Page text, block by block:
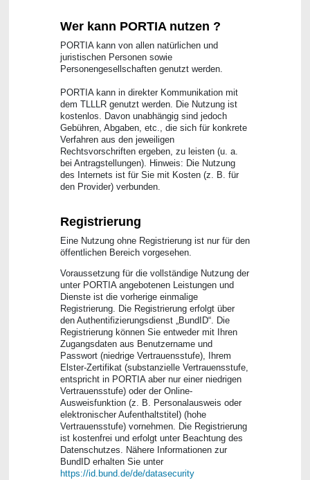
Wer kann PORTIA nutzen ?
PORTIA kann von allen natürlichen und
juristischen Personen sowie
Personengesellschaften genutzt werden.
PORTIA kann in direkter Kommunikation mit
dem TLLLR genutzt werden. Die Nutzung ist
kostenlos. Davon unabhängig sind jedoch
Gebühren, Abgaben, etc., die sich für konkrete
Verfahren aus den jeweiligen
Rechtsvorschriften ergeben, zu leisten (u. a.
bei Antragstellungen). Hinweis: Die Nutzung
des Internets ist für Sie mit Kosten (z. B. für
den Provider) verbunden.
Registrierung
Eine Nutzung ohne Registrierung ist nur für den
öffentlichen Bereich vorgesehen.
Voraussetzung für die vollständige Nutzung der
unter PORTIA angebotenen Leistungen und
Dienste ist die vorherige einmalige
Registrierung. Die Registrierung erfolgt über
den Authentifizierungsdienst „BundID“. Die
Registrierung können Sie entweder mit Ihren
Zugangsdaten aus Benutzername und
Passwort (niedrige Vertrauensstufe), Ihrem
Elster-Zertifikat (substanzielle Vertrauensstufe,
entspricht in PORTIA aber nur einer niedrigen
Vertrauensstufe) oder der Online-
Ausweisfunktion (z. B. Personalausweis oder
elektronischer Aufenthaltstitel) (hohe
Vertrauensstufe) vornehmen. Die Registrierung
ist kostenfrei und erfolgt unter Beachtung des
Datenschutzes. Nähere Informationen zur
BundID erhalten Sie unter
https://id.bund.de/de/datasecurity